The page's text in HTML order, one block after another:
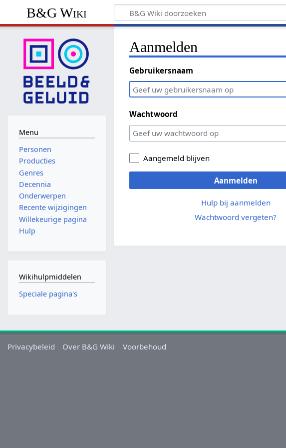
B&G Wiki
Aanmelden
Gebruikersnaam
Wachtwoord
Aangemeld blijven
Aanmelden
Hulp bij aanmelden
Wachtwoord vergeten?
Menu
Personen
Producties
Genres
Decennia
Onderwerpen
Recente wijzigingen
Willekeurige pagina
Hulp
Wikihulpmiddelen
Speciale pagina's
Privacybeleid Over B&G Wiki Voorbehoud